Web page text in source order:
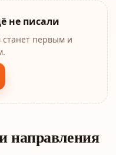
не писали
первым и
направления